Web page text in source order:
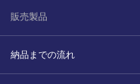
販売製品
納品までの流れ